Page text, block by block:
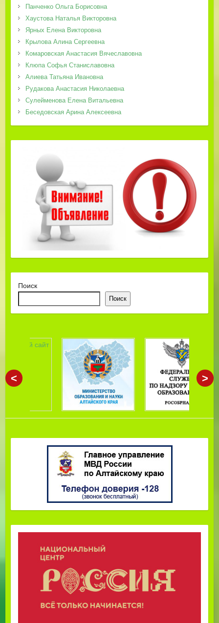
Панченко Ольга Борисовна
Хаустова Наталья Викторовна
Ярных Елена Викторовна
Крылова Алина Сергеевна
Комаровская Анастасия Вячеславовна
Клюпа Софья Станиславовна
Алиева Татьяна Ивановна
Рудакова Анастасия Николаевна
Сулейменова Елена Витальевна
Беседовская Арина Алексеевна
Поиск
Поиск
< >